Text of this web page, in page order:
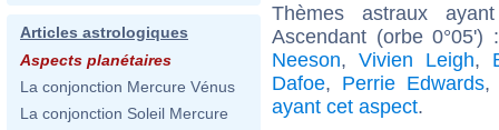
Articles astrologiques
Aspects planétaires
La conjonction Mercure Vénus
La conjonction Soleil Mercure
Thèmes astraux
Ascendant (orbe
Neeson,Vivien Leigh,
Dafoe, Perrie Edwards
ayant cet aspect.